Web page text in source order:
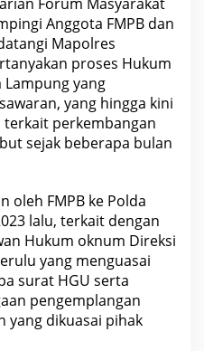
Anggota FMPB dan
Mapolres
proses Hukum
Lampung yang
yang hingga kini
perkembangan
sejak beberapa bulan
oleh FMPB ke Polda
lalu, terkait dengan
Hukum oknum Direksi
yang menguasai
surat HGU serta
pengemplangan
yang dikuasai pihak